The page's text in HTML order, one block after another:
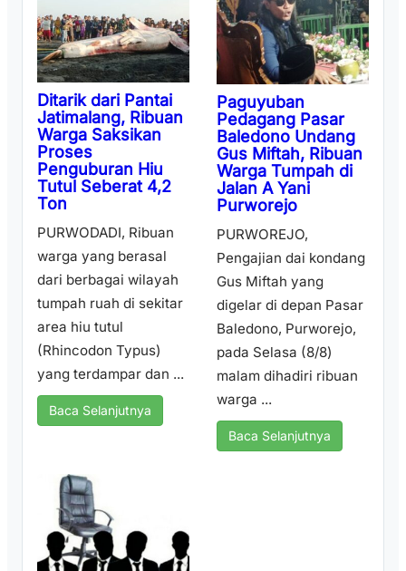
Ditarik dari Pantai
Jatimalang, Ribuan
Warga Saksikan
Proses
Penguburan Hiu
Tutul Seberat 4,2
Ton
PURWODADI, Ribuan
warga yang berasal
dari berbagai wilayah
tumpah ruah di sekitar
area hiu tutul
(Rhincodon Typus)
yang terdampar dan ...
Baca Selanjutnya
Paguyuban
Pedagang Pasar
Baledono Undang
Gus Miftah, Ribuan
Warga Tumpah di
Jalan A Yani
Purworejo
PURWOREJO,
Pengajian dai kondang
Gus Miftah yang
digelar di depan Pasar
Baledono, Purworejo,
pada Selasa (8/8)
malam dihadiri ribuan
warga ...
Baca Selanjutnya